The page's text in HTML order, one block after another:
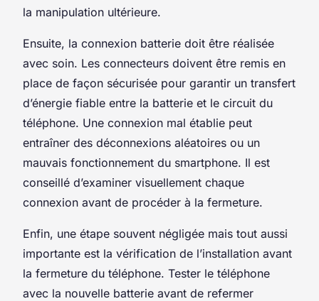
la manipulation ultérieure.
Ensuite, la connexion batterie doit être réalisée
avec soin. Les connecteurs doivent être remis en
place de façon sécurisée pour garantir un transfert
d’énergie fiable entre la batterie et le circuit du
téléphone. Une connexion mal établie peut
entraîner des déconnexions aléatoires ou un
mauvais fonctionnement du smartphone. Il est
conseillé d’examiner visuellement chaque
connexion avant de procéder à la fermeture.
Enfin, une étape souvent négligée mais tout aussi
importante est la vérification de l’installation avant
la fermeture du téléphone. Tester le téléphone
avec la nouvelle batterie avant de refermer